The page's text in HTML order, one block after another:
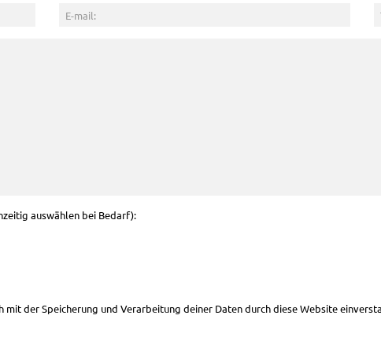
auswählen bei Bedarf):
der Speicherung und Verarbeitung deiner Daten durch diese Website